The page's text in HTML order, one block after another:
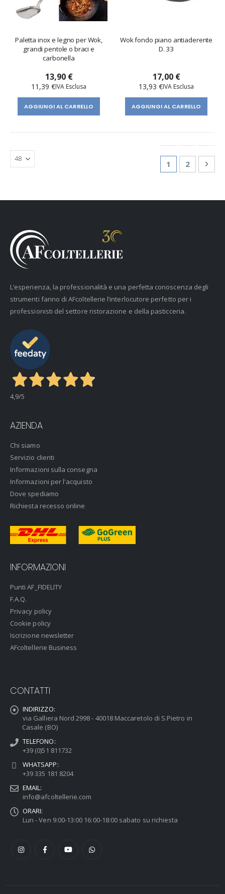
Paletta inox e legno per Wok,
grandi pentole o braci e
carbonella
13,90 €
11,39 €
AGGIUNGI AL CARRELLO
Wok fondo piano antiaderente
D. 33
17,00 €
13,93 €
AGGIUNGI AL CARRELLO
Attualmente
1 Pagina
2
L’esperienza, la professionalità e una perfetta conoscenza degli
strumenti fanno di AFcoltellerie l’interlocutore perfetto per i
professionisti del settore ristorazione e della pasticceria.
4,9/5
AZIENDA
Chi siamo
Servizio clienti
Informazioni sulla consegna
Informazioni per l'acquisto
Dove spediamo
Richiesta recesso online
INFORMAZIONI
Punti AF_FIDELITY
F.A.Q.
Privacy policy
Cookie policy
Iscrizione newsletter
AFcoltellerie Business
CONTATTI
INDIRIZZO:
via Galliera Nord 2998 - 40018 Maccaretolo di S.Pietro in
Casale (BO)
TELEFONO:
+39 (0)51 811732
WHATSAPP:
+39 335 181 8204
EMAIL:
info@afcoltellerie.com
ORARI:
Lun - Ven 9:00-13:00 16:00-18:00 sabato su richiesta